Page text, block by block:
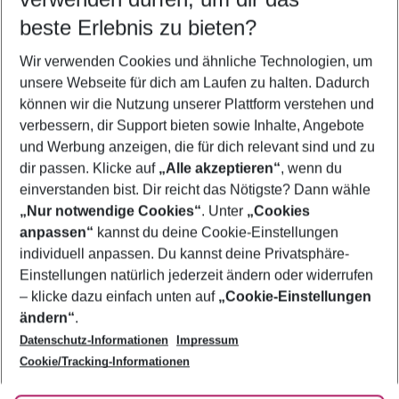
5-8 Nächte
2 Erwachsene Keine Kinder
Mehr Filter anzeigen
Footer
Footer navigation
Über uns
AGB
Bestpreisgarantie
Cookie-Einstellungen ändern
Cookie-Richtlinie
Agenturbetreuung
Barrierefreies Reisen
Folge uns
beste Erlebnis zu bieten?
Wir verwenden Cookies und ähnliche Technologien, um
unsere Webseite für dich am Laufen zu halten. Dadurch
können wir die Nutzung unserer Plattform verstehen und
verbessern, dir Support bieten sowie Inhalte, Angebote
und Werbung anzeigen, die für dich relevant sind und zu
dir passen. Klicke auf „Alle akzeptieren“, wenn du
einverstanden bist. Dir reicht das Nötigste? Dann wähle
„Nur notwendige Cookies“. Unter „Cookies
anpassen“ kannst du deine Cookie-Einstellungen
individuell anpassen. Du kannst deine Privatsphäre-
Einstellungen natürlich jederzeit ändern oder widerrufen
– klicke dazu einfach unten auf „Cookie-Einstellungen
ändern“.
Datenschutz-Informationen
Impressum
Cookie/Tracking-Informationen